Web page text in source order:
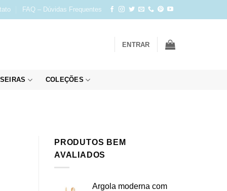
FAQ – Dúvidas Frequentes
ENTRAR
COLEÇÕES
PRODUTOS BEM
AVALIADOS
Argola moderna com